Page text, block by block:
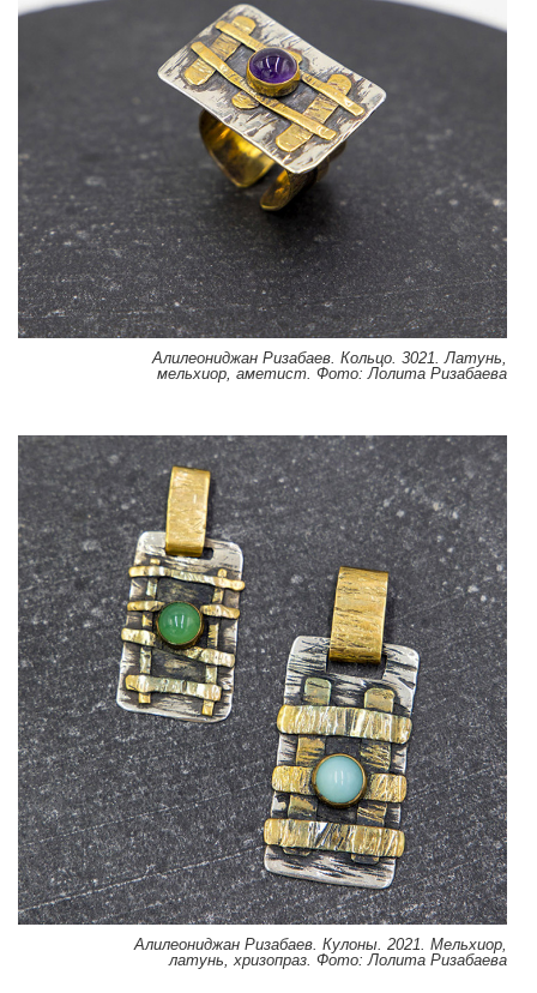
Алилеониджан Ризабаев. Кольцо. 3021. Латунь,
мельхиор, аметист. Фото: Лолита Ризабаева
Алилеониджан Ризабаев. Кулоны. 2021. Мельхиор,
латунь, хризопраз. Фото: Лолита Ризабаева